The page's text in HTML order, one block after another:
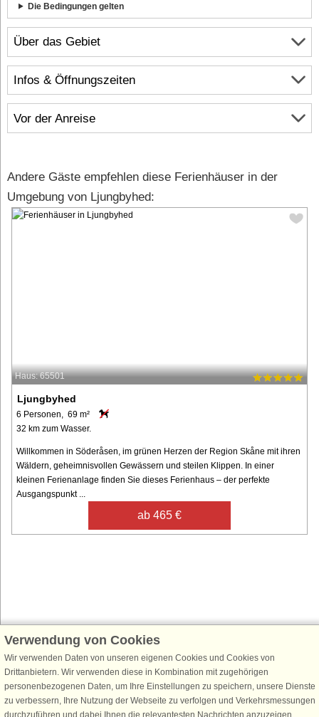
Über das Gebiet
Infos & Öffnungszeiten
Vor der Anreise
Die Bedingungen gelten
Andere Gäste empfehlen diese Ferienhäuser in der
Umgebung von Ljungbyhed:
Haus: 65501
Ljungbyhed
6 Personen, 69 m²
32 km zum Wasser.
Willkommen in Söderåsen, im grünen Herzen der Region Skåne mit ihren
Wäldern, geheimnisvollen Gewässern und steilen Klippen. In einer
kleinen Ferienanlage finden Sie dieses Ferienhaus – der perfekte
Ausgangspunkt ...
ab 465 €
Schließen Sie sich 100.000 Ferienhaus-Fans an
Erhalten Sie einenWillkommensgutschein von 25 € für Ihren nächsten
Ferienhausurlaub - melden Sie sich einfach für den DanCenter Newsletter
an. Verpassen Sie nie wieder exklusive Angebote, Gewinnspiele und
Urlaubstipps!
Verwendung von Cookies
Wir verwenden Daten von unseren eigenen Cookies und Cookies von
Drittanbietern. Wir verwenden diese in Kombination mit zugehörigen
personenbezogenen Daten, um Ihre Einstellungen zu speichern, unsere Dienste
zu verbessern, Ihre Nutzung der Webseite zu verfolgen und Verkehrsmessungen
durchzuführen und dabei Ihnen die relevantesten Nachrichten anzuzeigen.